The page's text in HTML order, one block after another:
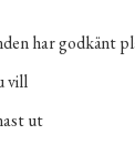
har godkänt
vill
ut